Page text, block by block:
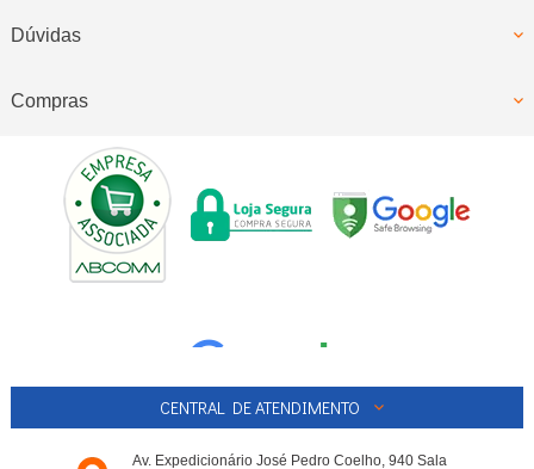
Dúvidas
Compras
CENTRAL DE ATENDIMENTO
Av. Expedicionário José Pedro Coelho, 940 Sala